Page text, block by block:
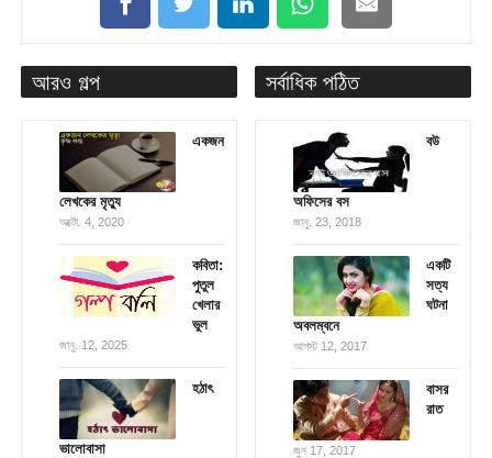
আরও গল্প
একজন
লেখকের মৃত্যু
অক্টো. 4, 2020
কবিতা:
পুতুল
খেলার
ভুল
জানু. 12, 2025
হঠাৎ
ভালোবাসা
সর্বাধিক পঠিত
বউ
অফিসের বস
জানু. 23, 2018
একটি
সত্য
ঘটনা
অবলম্বনে
আগস্ট 12, 2017
বাসর
রাত
জুন 17, 2017